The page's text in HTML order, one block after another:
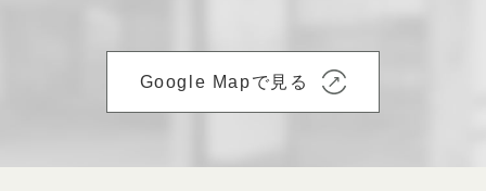
Google Mapで見る